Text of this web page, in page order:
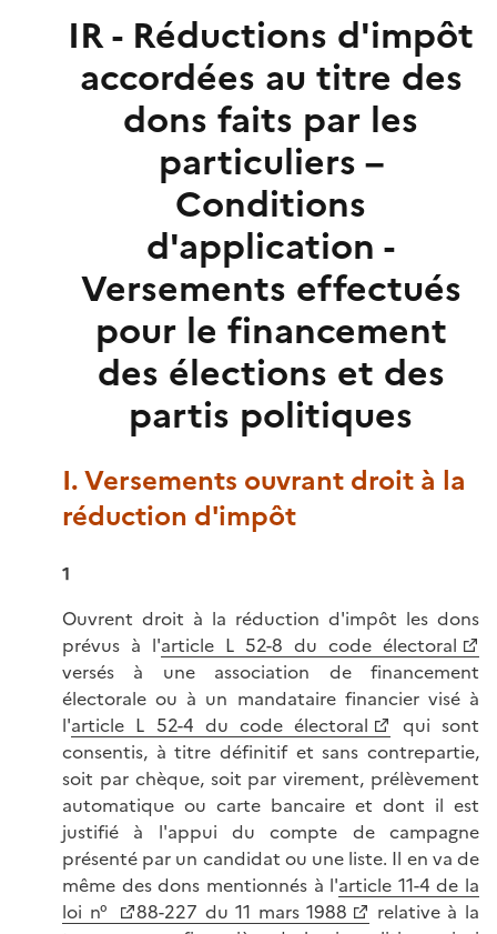
IR - Réductions d'impôt
accordées au titre des
dons faits par les
particuliers –
Conditions
d'application -
Versements effectués
pour le financement
des élections et des
partis politiques
I. Versements ouvrant droit à la
réduction d'impôt
1
Ouvrent droit à la réduction d'impôt les dons
prévus à l'article L 52-8 du code électoral
versés à une association de financement
électorale ou à un mandataire financier visé à
l'article L 52-4 du code électoral
qui sont
consentis, à titre définitif et sans contrepartie,
soit par chèque, soit par virement, prélèvement
automatique ou carte bancaire et dont il est
justifié à l'appui du compte de campagne
présenté par un candidat ou une liste. Il en va de
même des dons mentionnés à l'article 11-4 de la
loi n°
88-227 du 11 mars 1988
relative à la